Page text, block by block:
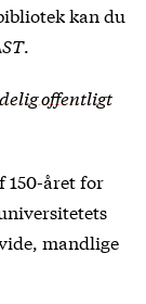
kan du
.
offentligt
150-året for
mandlige